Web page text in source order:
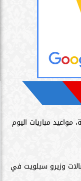
مواعيد مباريات اليوم
وزيرو سبلويت في